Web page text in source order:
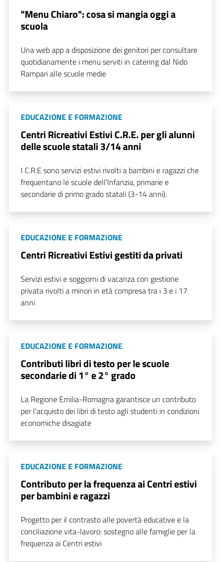
"Menu Chiaro": cosa si mangia oggi a
scuola
Una web app a disposizione dei genitori per consultare
quotidianamente i menu serviti in catering dal Nido
Rampari alle scuole medie
EDUCAZIONE E FORMAZIONE
Centri Ricreativi Estivi C.R.E. per gli alunni
delle scuole statali 3/14 anni
I C.R.E sono servizi estivi rivolti a bambini e ragazzi che
frequentano le scuole dell'Infanzia, primarie e
secondarie di primo grado statali (3-14 anni).
EDUCAZIONE E FORMAZIONE
Centri Ricreativi Estivi gestiti da privati
Servizi estivi e soggiorni di vacanza con gestione
privata rivolti a minori in età compresa tra i 3 e i 17
anni
EDUCAZIONE E FORMAZIONE
Contributi libri di testo per le scuole
secondarie di 1° e 2° grado
La Regione Emilia-Romagna garantisce un contributo
per l'acquisto dei libri di testo agli studenti in condizioni
economiche disagiate
EDUCAZIONE E FORMAZIONE
Contributo per la frequenza ai Centri estivi
per bambini e ragazzi
Progetto per il contrasto alle povertà educative e la
conciliazione vita-lavoro: sostegno alle famiglie per la
frequenza ai Centri estivi